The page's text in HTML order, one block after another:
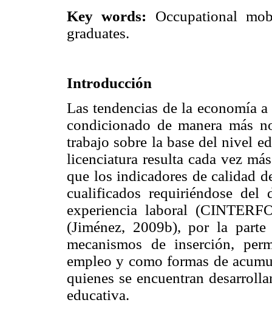
Key words: Occupational
graduates.
Introducción
Las tendencias de la economía
condicionado de manera más
trabajo sobre la base del nivel
licenciatura resulta cada vez
que los indicadores de calidad
cualificados requiriéndose del
experiencia laboral
(Jiménez, 2009b), por la
mecanismos de inserción,
empleo y como formas de
quienes se encuentran
educativa.